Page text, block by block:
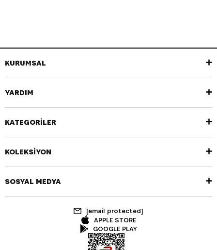
KURUMSAL
YARDIM
KATEGORİLER
KOLEKSİYON
SOSYAL MEDYA
[email protected]
APPLE STORE
GOOGLE PLAY